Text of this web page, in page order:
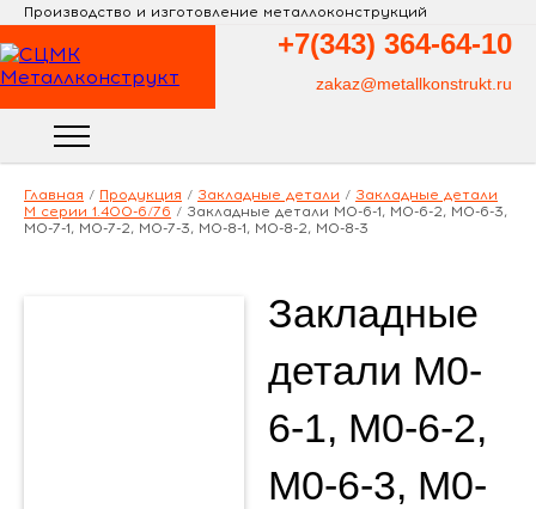
Производство и изготовление металлоконструкций
+7(343) 364-64-10
zakaz@metallkonstrukt.ru
Главная / Продукция / Закладные детали / Закладные детали
М серии 1.400-6/76 / Закладные детали М0-6-1, М0-6-2, М0-6-3,
М0-7-1, М0-7-2, М0-7-3, М0-8-1, М0-8-2, М0-8-3
Закладные
детали М0-
6-1, М0-6-2,
М0-6-3, М0-